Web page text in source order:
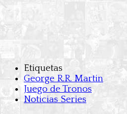
Etiquetas
George R.R. Martin
Juego de Tronos
Noticias Series